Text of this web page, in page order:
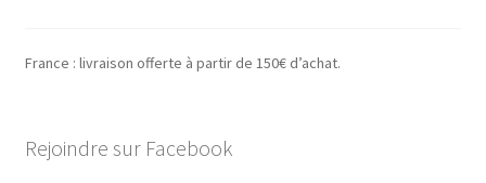
France : livraison offerte à partir de 150€ d’achat.
Rejoindre sur Facebook